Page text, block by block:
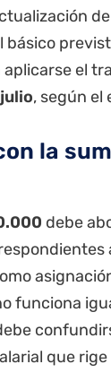
básico
el
, según el
la
debe
funciona
que